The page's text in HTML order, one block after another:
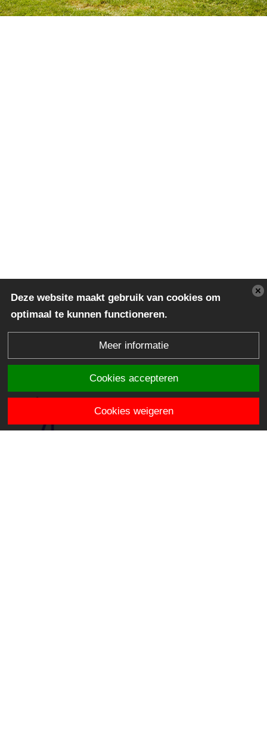
Deze website maakt gebruik van cookies om
optimaal te kunnen functioneren.
Meer informatie
Cookies accepteren
Cookies weigeren